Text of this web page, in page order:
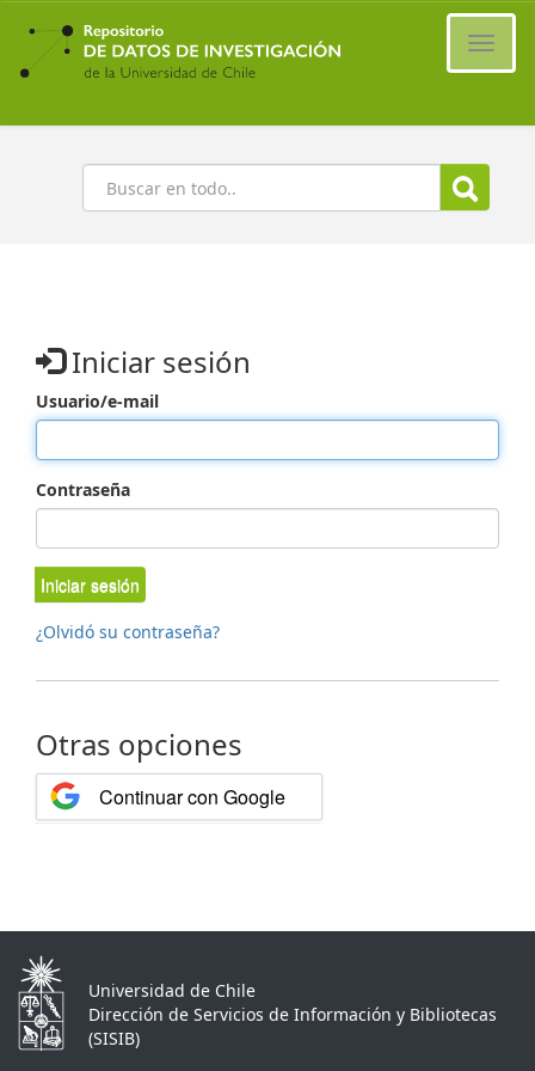
Ir
contenido
principal
Buscar
Iniciar sesión
Usuario/e-mail
Contraseña
Iniciar sesión
¿Olvidó su contraseña?
Otras opciones
Continuar con Google
Universidad de Chile
Dirección de Servicios de Información y Bibliotecas
(SISIB)